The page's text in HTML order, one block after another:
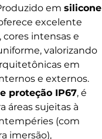
em silicone
excelente
intensas e
valorizando
em
e externos.
proteção IP67, é
áreas sujeitas à
(com
imersão),